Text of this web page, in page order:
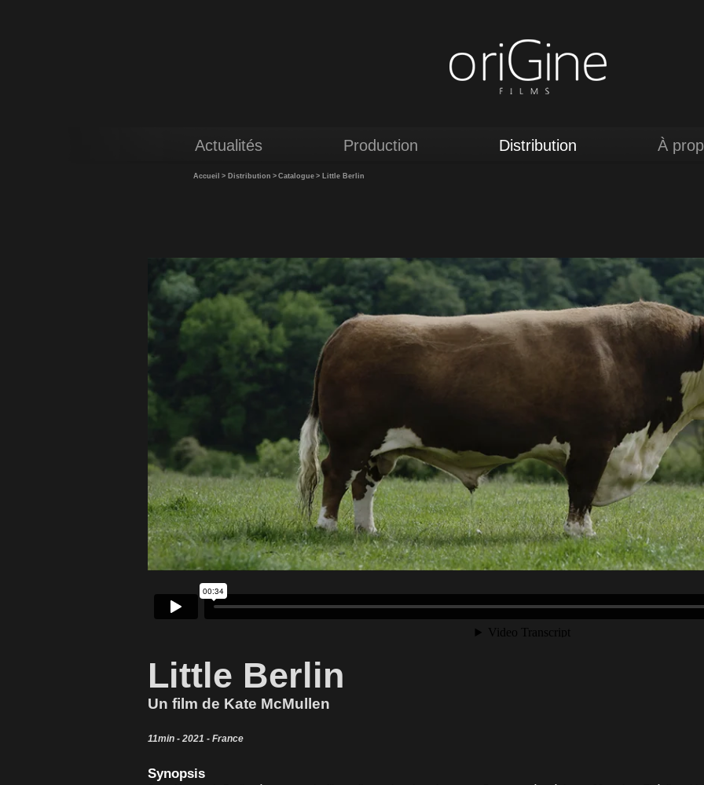
Actualités Production Distribution À
Accueil > Distribution > Catalogue > Little Berlin
Little Berlin
Un film de Kate McMullen
11min - 2021 - France
Synopsis